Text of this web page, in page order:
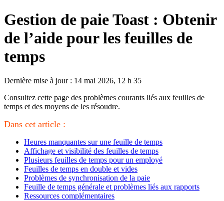
Gestion de paie Toast : Obtenir
de l’aide pour les feuilles de
temps
Dernière mise à jour : 14 mai 2026, 12 h 35
Consultez cette page des problèmes courants liés aux feuilles de
temps et des moyens de les résoudre.
Dans cet article :
Heures manquantes sur une feuille de temps
Affichage et visibilité des feuilles de temps
Plusieurs feuilles de temps pour un employé
Feuilles de temps en double et vides
Problèmes de synchronisation de la paie
Feuille de temps générale et problèmes liés aux rapports
Ressources complémentaires